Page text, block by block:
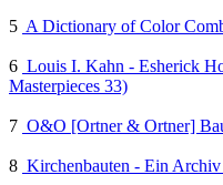
5 A Dictionary of Color
6 Louis I. Kahn - Esherick
Masterpieces 33)
7 O&O [Ortner & Ortner]
8 Kirchenbauten - Ein